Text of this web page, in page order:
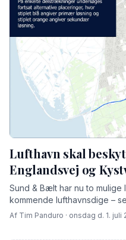
Lufthavn skal
Englandsvej og
Sund & Bælt har nu to
kommende lufthavnsdige –
Af Tim Panduro · onsdag d. 1. juli